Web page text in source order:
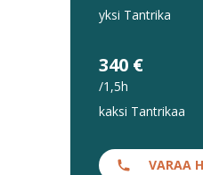
yksi Tantrika
340 €
/1,5h
kaksi Tantrikaa
VARAA